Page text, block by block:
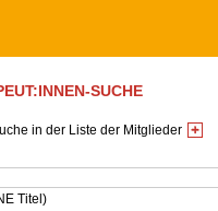
SUCHE
in der Liste der Mitglieder
Titel)